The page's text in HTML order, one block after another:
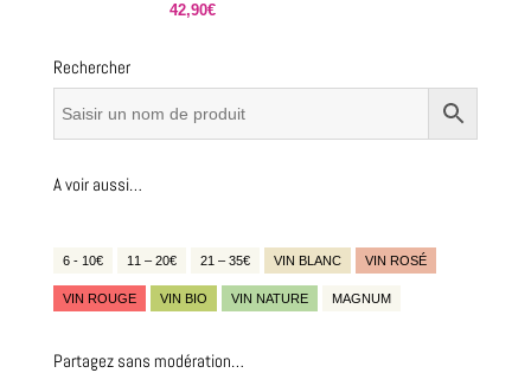
42,90€
Rechercher
A voir aussi…
6 - 10€ 11 – 20€ 21 – 35€ VIN BLANC VIN ROSÉ
VIN ROUGE VIN BIO VIN NATURE MAGNUM
Partagez sans modération…